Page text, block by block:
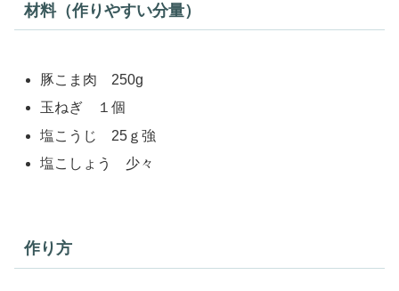
材料（作りやすい分量）
豚こま肉 250g
玉ねぎ １個
塩こうじ 25ｇ強
塩こしょう 少々
作り方